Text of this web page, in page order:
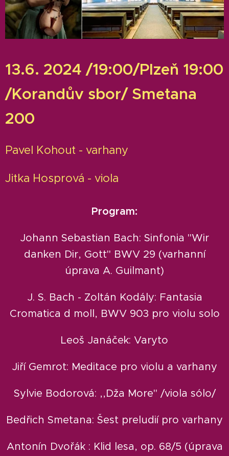
13.6. 2024 /19:00/Plzeň 19:00
/Korandův sbor/ Smetana
200
Pavel Kohout - varhany
Jitka Hosprová - viola
Program:
Johann Sebastian Bach: Sinfonia "Wir
danken Dir, Gott" BWV 29 (varhanní
úprava A. Guilmant)
J. S. Bach - Zoltán Kodály: Fantasia
Cromatica d moll, BWV 903 pro violu solo
Leoš Janáček: Varyto
Jiří Gemrot: Meditace pro violu a varhany
Sylvie Bodorová: ,,Dža More" /viola sólo/
Bedřich Smetana: Šest preludií pro varhany
Antonín Dvořák : Klid lesa, op. 68/5 (úprava